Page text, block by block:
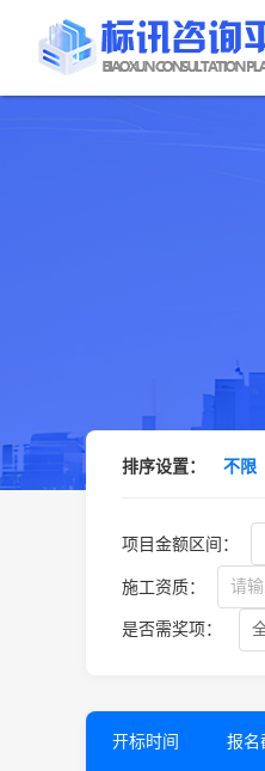
排序设置： 不限
项目金额区间：
施工资质：
是否需奖项：
开标时间 报名